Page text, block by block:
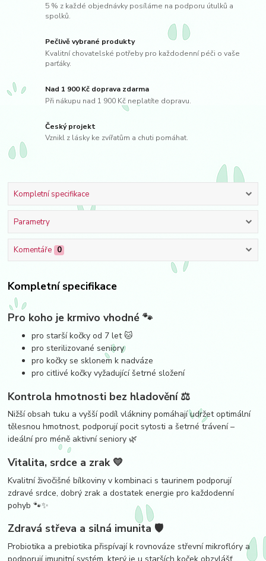
5 % z každé objednávky posíláme na podporu útulků a
spolků.
Pečlivě vybrané produkty
Kvalitní chovatelské potřeby pro každodenní péči o vaše
parťáky.
Nad 1 900 Kč doprava zdarma
Při nákupu nad 1 900 Kč neplatíte dopravu.
Český projekt
Vznikl z lásky ke zvířatům a chuti pomáhat.
Kompletní specifikace
Parametry
Komentáře 0
Kompletní specifikace
Pro koho je krmivo vhodné 🐾
pro starší kočky od 7 let 🐱
pro sterilizované seniory
pro kočky se sklonem k nadváze
pro citlivé kočky vyžadující šetrné složení
Kontrola hmotnosti bez hladovění ⚖️
Nižší obsah tuku a vyšší podíl vlákniny pomáhají udržet optimální
tělesnou hmotnost, podporují pocit sytosti a šetrné trávení –
ideální pro méně aktivní seniory 🌿
Vitalita, srdce a zrak 💛
Kvalitní živočišné bílkoviny v kombinaci s taurinem podporují
zdravé srdce, dobrý zrak a dostatek energie pro každodenní
pohyb 🐾✨
Zdravá střeva a silná imunita 🛡️
Probiotika a prebiotika přispívají k rovnováze střevní mikroflóry a